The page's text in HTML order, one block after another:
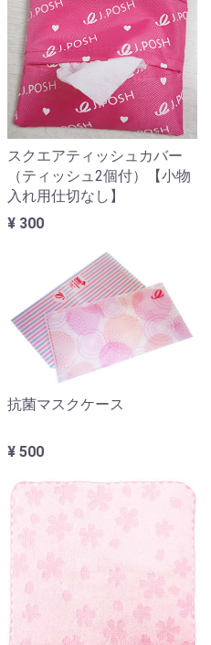
スクエアティッシュカバー
（ティッシュ2個付）【小物
入れ用仕切なし】
¥ 300
抗菌マスクケース
¥ 500